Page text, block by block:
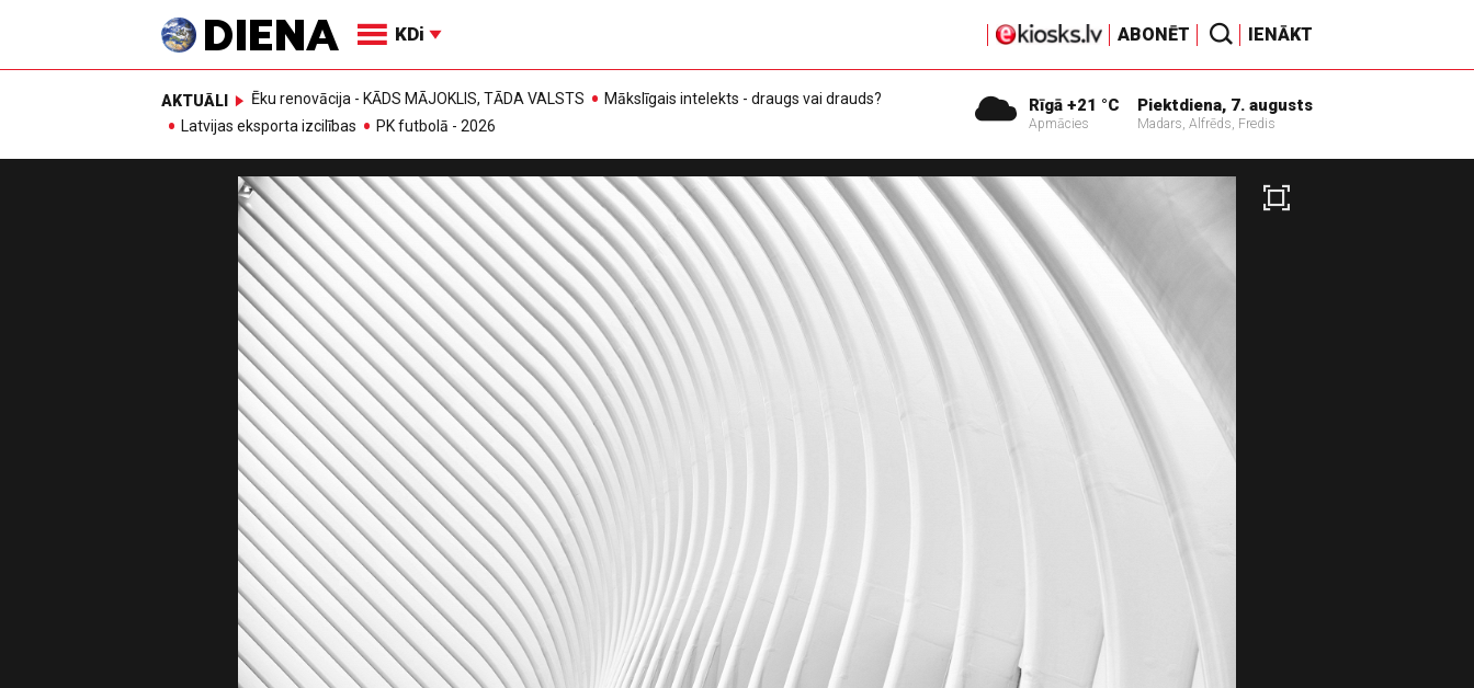
KDi ABONĒT IENĀKT
AKTUĀLI Ēku renovācija - KĀDS MĀJOKLIS, TĀDA VALSTS
Mākslīgais intelekts - draugs vai drauds?
Latvijas eksporta izcilības
PK futbolā - 2026
Rīgā +21 °C
Apmācies
Piektdiena, 7. augusts
Madars, Alfrēds, Fredis